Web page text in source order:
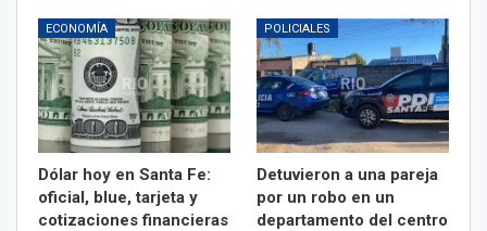
ECONOMÍA
Dólar hoy en Santa Fe:
oficial, blue, tarjeta y
cotizaciones financieras
POLICIALES
Detuvieron a una pareja
por un robo en un
departamento del centro